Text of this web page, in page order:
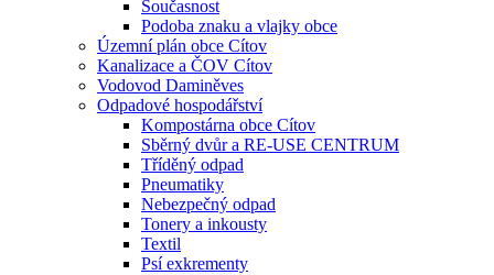
Současnost
Podoba znaku a vlajky obce
Územní plán obce Cítov
Kanalizace a ČOV Cítov
Vodovod Daminěves
Odpadové hospodářství
Kompostárna obce Cítov
Sběrný dvůr a RE-USE CENTRUM
Tříděný odpad
Pneumatiky
Nebezpečný odpad
Tonery a inkousty
Textil
Psí exkrementy